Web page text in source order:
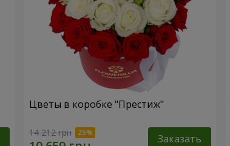
Цветы в коробке "Престиж"
14 212 грн Заказать